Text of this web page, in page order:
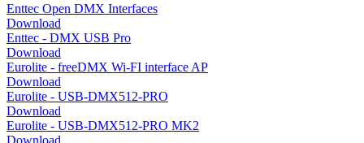
Enttec Open DMX Interfaces
Download
Enttec - DMX USB Pro
Download
Eurolite - freeDMX Wi-FI interface AP
Download
Eurolite - USB-DMX512-PRO
Download
Eurolite - USB-DMX512-PRO MK2